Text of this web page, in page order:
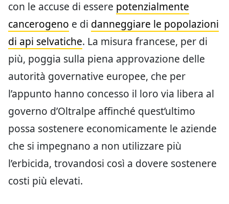
con le accuse di essere potenzialmente
cancerogeno e di danneggiare le popolazioni
di api selvatiche. La misura francese, per di
più, poggia sulla piena approvazione delle
autorità governative europee, che per
l’appunto hanno concesso il loro via libera al
governo d’Oltralpe affinché quest’ultimo
possa sostenere economicamente le aziende
che si impegnano a non utilizzare più
l’erbicida, trovandosi così a dovere sostenere
costi più elevati.